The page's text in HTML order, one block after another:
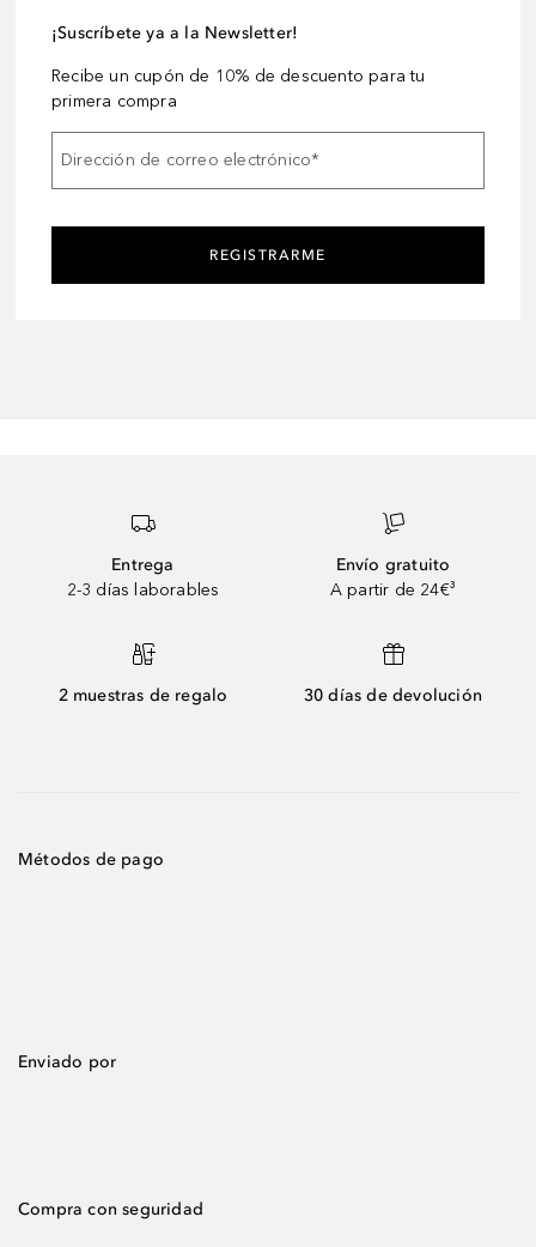
¡Suscríbete ya a la Newsletter!
Recibe un cupón de 10% de descuento para tu
primera compra
Dirección de correo electrónico*
REGISTRARME
Entrega
2-3 días laborables
Envío gratuito
A partir de 24€³
2 muestras de regalo 30 días de devolución
Métodos de pago
Enviado por
Compra con seguridad